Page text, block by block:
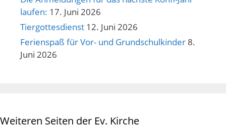
laufen: 17. Juni 2026
Tiergottesdienst 12. Juni 2026
Ferienspaß für Vor- und Grundschulkinder 8.
Juni 2026
Weiteren Seiten der Ev. Kirche